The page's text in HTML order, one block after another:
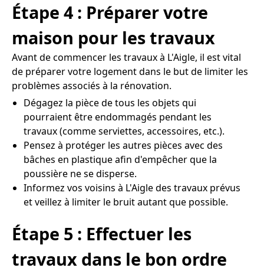
Étape 4 : Préparer votre
maison pour les travaux
Avant de commencer les travaux à L'Aigle, il est vital
de préparer votre logement dans le but de limiter les
problèmes associés à la rénovation.
Dégagez la pièce de tous les objets qui
pourraient être endommagés pendant les
travaux (comme serviettes, accessoires, etc.).
Pensez à protéger les autres pièces avec des
bâches en plastique afin d'empêcher que la
poussière ne se disperse.
Informez vos voisins à L'Aigle des travaux prévus
et veillez à limiter le bruit autant que possible.
Étape 5 : Effectuer les
travaux dans le bon ordre